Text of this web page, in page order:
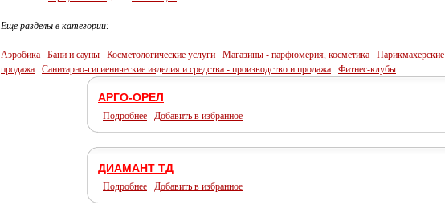
Еще разделы в категории:
Аэробика Бани и сауны Косметологические услуги Магазины - парфюмерия, косметика Парикмахерские
продажа
Санитарно-гигиенические изделия и средства - производство и продажа Фитнес-клубы
АРГО-ОРЕЛ
Подробнее Добавить в избранное
ДИАМАНТ ТД
Подробнее Добавить в избранное